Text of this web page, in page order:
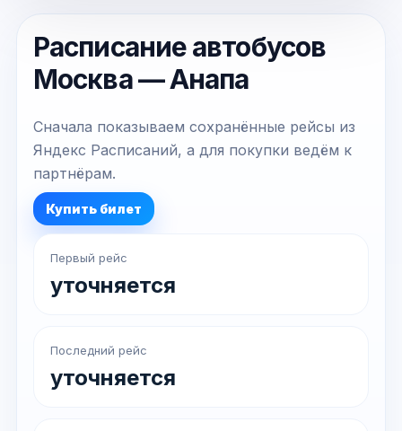
Расписание автобусов
Москва — Анапа
Сначала показываем сохранённые рейсы из
Яндекс Расписаний, а для покупки ведём к
партнёрам.
Купить билет
Первый рейс
уточняется
Последний рейс
уточняется